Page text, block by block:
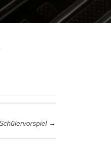
→